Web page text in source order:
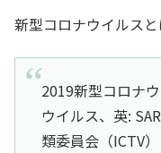
新型コロナウイルス
2019新型コロナ
ウイルス、英:
類委員会（ICTV